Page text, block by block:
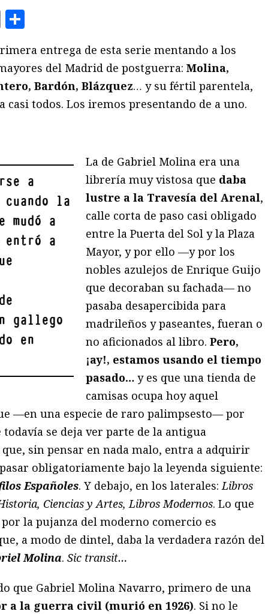
Email
entrega de esta serie mentando a los
del Madrid de postguerra: Molina,
Bardón, Blázquez… y su fértil parentela,
casi todos. Los iremos presentando de a uno.
a
la
mudó a
entró a
gallego
en
La de Gabriel Molina era una
librería muy vistosa que daba
lustre a la Travesía del Arenal,
calle corta de paso casi obligado
entre la Puerta del Sol y la Plaza
Mayor, y por ello —y por los
nobles azulejos de Enrique Guijo
que decoraban su fachada— no
pasaba desapercibida para
madrileños y paseantes, fueran o
no aficionados al libro.Pero,
¡ay!, estamos usando el tiempo
pasado… y es que una tienda de
camisas ocupa hoy aquel
—en una especie de raro palimpsesto— por
todavía se deja ver parte de la antigua
sin pensar en nada malo, entra a adquirir
obligatoriamente bajo la leyenda siguiente:
Españoles. Y debajo, en los laterales:Libros
Ciencias y Artes, Libros Modernos. Lo que
la pujanza del moderno comercio es
a modo de dintel, daba la verdadera razón del
Molina. Sic transit…
que Gabriel Molina Navarro, primero de una
a la guerra civil (murió en 1926). Si no le